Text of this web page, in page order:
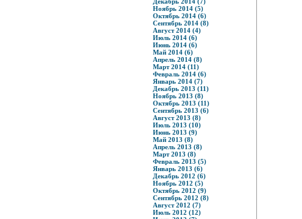
Ноябрь 2014 (5)
Октябрь 2014 (6)
Сентябрь 2014 (8)
Август 2014 (4)
Июль 2014 (6)
Июнь 2014 (6)
Май 2014 (6)
Апрель 2014 (8)
Март 2014 (11)
Февраль 2014 (6)
Январь 2014 (7)
Декабрь 2013 (11)
Ноябрь 2013 (8)
Октябрь 2013 (11)
Сентябрь 2013 (6)
Август 2013 (8)
Июль 2013 (10)
Июнь 2013 (9)
Май 2013 (8)
Апрель 2013 (8)
Март 2013 (8)
Февраль 2013 (5)
Январь 2013 (6)
Декабрь 2012 (6)
Ноябрь 2012 (5)
Октябрь 2012 (9)
Сентябрь 2012 (8)
Август 2012 (7)
Июль 2012 (12)